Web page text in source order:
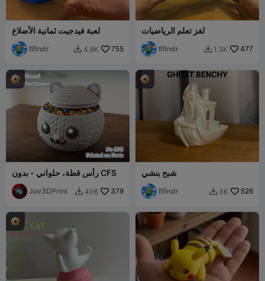
لعبة فيدجيت ثمانية الأضلاع
fifindr  4.8K 755
لغز تعلم الرياضيات
fifindr  1.3K 477
رأس قطة، حلواني - بدون CFS
Jov3DPrint  406 379
شبح بنشي
fifindr  3K 526